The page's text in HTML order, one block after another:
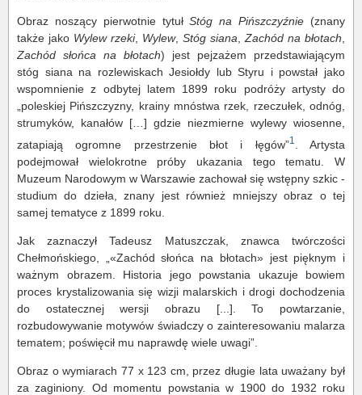
Obraz noszący pierwotnie tytułStóg na Pińszczyźnie (znany
także jako Wylew rzeki, Wylew, Stóg siana Zachód na błotach
Zachód słońca na błotach) jest pejzażem przedstawiającym
stóg siana na rozlewiskach Jesiołdy lub Styru i powstał jako
wspomnienie z odbytej latem 1899 roku podróży artysty do
„poleskiej Pińszczyzny, krainy mnóstwa rzek, rzeczułek, odnóg,
strumyków, kanałów […] gdzie niezmierne wylewy wiosenne,
zatapiają ogromne przestrzenie błot i łęgów”1
. Artysta
podejmował wielokrotne próby ukazania tego tematu. W
Muzeum Narodowym w Warszawie zachował się wstępny szkic -
studium do dzieła, znany jest również mniejszy obraz o tej
samej tematyce z 1899 roku.
Jak zaznaczył Tadeusz Matuszczak, znawca twórczości
Chełmońskiego, „«Zachód słońca na błotach» jest pięknym i
ważnym obrazem. Historia jego powstania ukazuje bowiem
proces krystalizowania się wizji malarskich i drogi dochodzenia
do ostatecznej wersji obrazu [...]. To powtarzanie,
rozbudowywanie motywów świadczy o zainteresowaniu malarza
tematem; poświęcił mu naprawdę wiele uwagi”.
Obraz o wymiarach 77 x 123 cm, przez długie lata uważany był
za zaginiony. Od momentu powstania w 1900 do 1932 roku